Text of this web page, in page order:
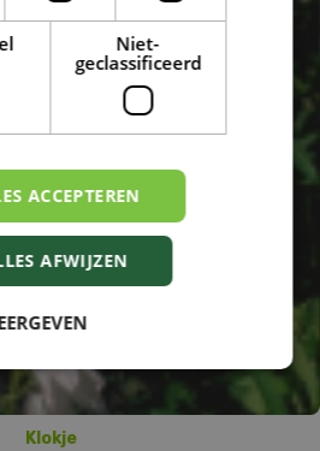
Klokje
Niet-
geclassificeerd
ACCEPTEREN
AFWIJZEN